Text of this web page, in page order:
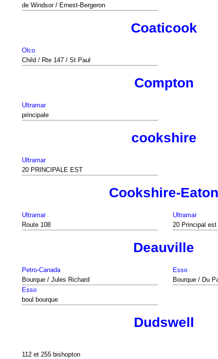
de Windsor / Ernest-Bergeron
Coaticook
Olco
Child / Rte 147 / St Paul
Compton
Ultramar
principale
cookshire
Ultramar
20 PRINCIPALE EST
Cookshire-Eaton
Ultramar
Route 108
Ultramar
20 Principal est
Deauville
Petro-Canada
Bourque / Jules Richard
Esso
Bourque / Du
Esso
boul bourque
Dudswell
112 et 255 bishopton